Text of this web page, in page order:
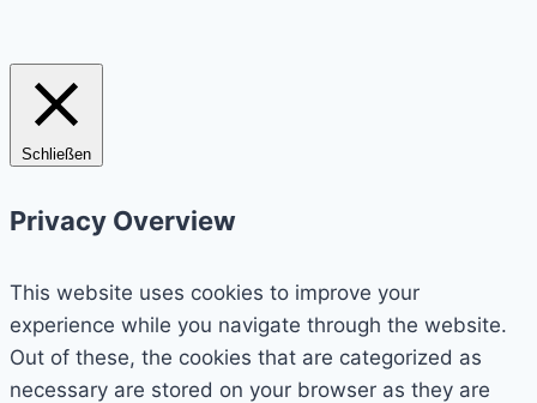
Schließen
Privacy Overview
This website uses cookies to improve your
experience while you navigate through the website.
Out of these, the cookies that are categorized as
necessary are stored on your browser as they are